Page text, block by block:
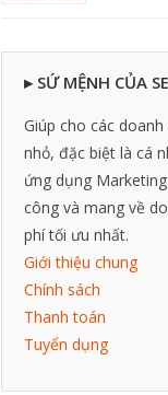
▸ SỨ MỆNH CỦA
Giúp cho các
nhỏ, đặc biệt là cá
ứng dụng
công và mang về
phí tối ưu nhất.
Giới thiệu chung
Chính sách
Thanh toán
Tuyển dụng